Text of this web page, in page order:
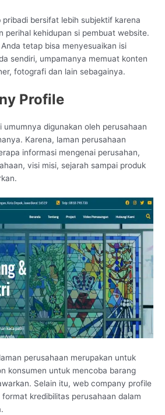
bersifat lebih subjektif karena
perihal kehidupan si pembuat website.
tetap bisa menyesuaikan isi
sendiri, umpamanya memuat konten
fotografi dan lain sebagainya.
Profile
digunakan oleh perusahaan
Karena, laman perusahaan
informasi mengenai perusahan,
visi misi, sejarah sampai produk
perusahaan merupakan untuk
konsumen untuk mencoba barang
Selain itu, web company profile
kredibilitas perusahaan dalam